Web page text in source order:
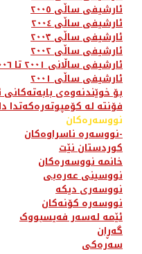
ئارشیفی ساڵی ٢٠٠٥
ئارشیفی ساڵی ٢٠٠٤
ئارشیفی ساڵی ٢٠٠٣
ئارشیفی ساڵی ٢٠٠٢
ئارشیفی ساڵانی ٢٠٠١ تا ٢٠٠٦
ئارشیفی ساڵی ٢٠٠١
بۆ خوێندنەوەی
فۆنتە لە کۆمپوتەرەکەتدا
نووسەرەکان
نووسەرە ناسراوەکان-
کوردستان نێت
خانمە نووسەرەکان
نووسینی عەرەبی
نووسەری دیکە
نووسەرە کۆنەکان
ئێمە لەسەر فەیسبووک
گەڕان
سەرەکی